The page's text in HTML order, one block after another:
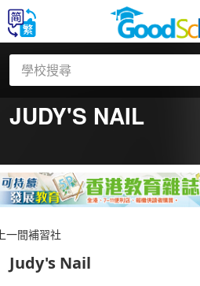
JUDY'S NAIL
一間補習社
Judy's Nail